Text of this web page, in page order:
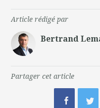
Article rédigé par
Bertrand
Partager cet article